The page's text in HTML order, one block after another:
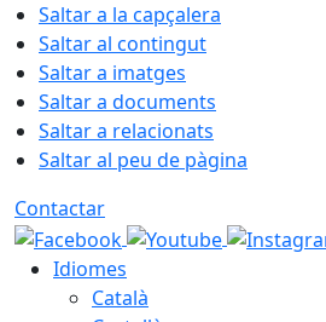
Saltar a la capçalera
Saltar al contingut
Saltar a imatges
Saltar a documents
Saltar a relacionats
Saltar al peu de pàgina
Contactar
Idiomes
Català